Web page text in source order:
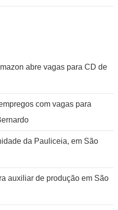
abre vagas para CD de
com vagas para
da Pauliceia, em São
auxiliar de produção em São